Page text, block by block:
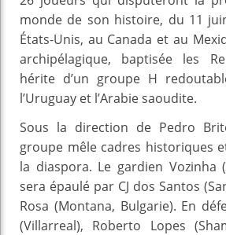
monde de son histoire, du 11
États-Unis, au Canada et au
archipélagique, baptisée les
hérite d’un groupe H
l’Uruguay et l’Arabie saoudite.
Sous la direction de Pedro
groupe mêle cadres historiques
la diaspora. Le gardien Vozinha
sera épaulé par CJ dos Santos
Rosa (Montana, Bulgarie). En
(Villarreal), Roberto Lopes